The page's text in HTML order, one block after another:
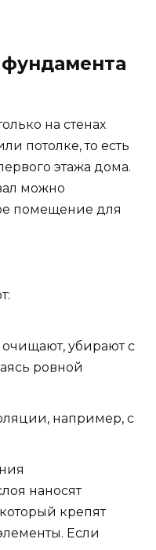
на стенах
потолке, то есть
этажа дома.
можно
помещение для
убирают с
ровной
например, с
наносят
крепят
Если